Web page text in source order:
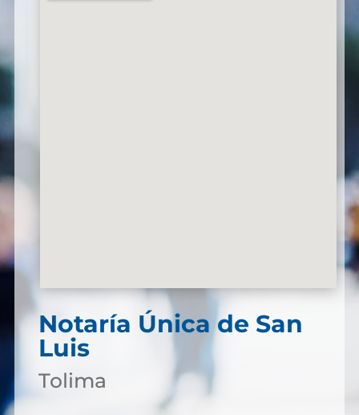
Notaría Única de San
Luis
Tolima